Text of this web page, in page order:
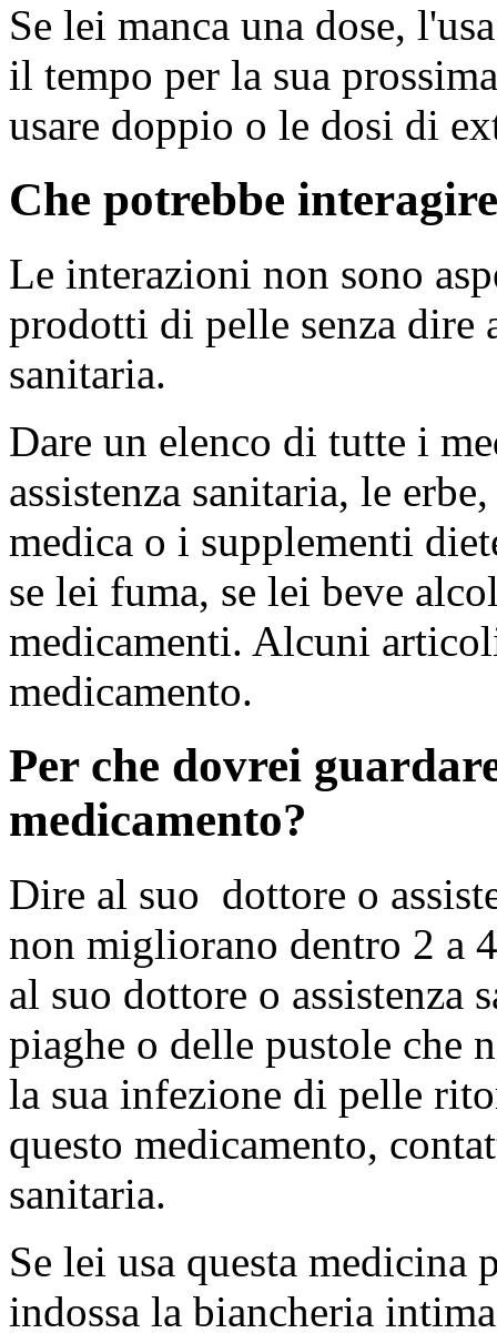
Se lei manca una dose,
il tempo per la sua
usare doppio o le dosi di
Che potrebbe
Le interazioni non sono
prodotti di pelle senza dire
sanitaria.
Dare un elenco di tutte i
assistenza sanitaria, le
medica o i supplementi
se lei fuma, se lei beve
medicamenti. Alcuni
medicamento.
Per che dovrei
medicamento?
Dire al suo dottore o
non migliorano dentro 2 a
al suo dottore o assistenza
piaghe o delle pustole che
la sua infezione di pelle
questo medicamento,
sanitaria.
Se lei usa questa
indossa la biancheria